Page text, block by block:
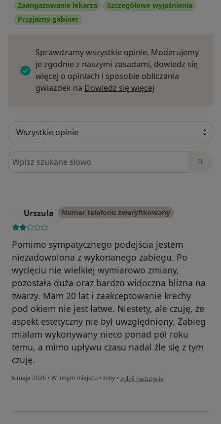
Zaangażowanie lekarza
Szczegółowe wyjaśnienia
Przyjazny gabinet
Sprawdzamy wszystkie opinie. Moderujemy
je zgodnie z naszymi zasadami, dowiedz się
więcej o opiniach i sposobie obliczania
gwiazdek na Dowiedz się więcej
Szukaj w opiniach
Urszula Numer telefonu zweryfikowany
Pomimo sympatycznego podejścia jestem
niezadowolona z wykonanego zabiegu. Po
wycięciu nie wielkiej wymiarowo zmiany,
pozostała duża oraz bardzo widoczna blizna na
twarzy. Mam 20 lat i zaakceptowanie krechy
pod okiem nie jest łatwe. Niestety, ale czuję, że
aspekt estetyczny nie był uwzględniony. Zabieg
miałam wykonywany nieco ponad pół roku
temu, a mimo upływu czasu nadal źle się z tym
czuję.
6 maja 2026 • W innym miejscu • Inny • w opinii użytkownika Urszula
zgłoś nadużycie